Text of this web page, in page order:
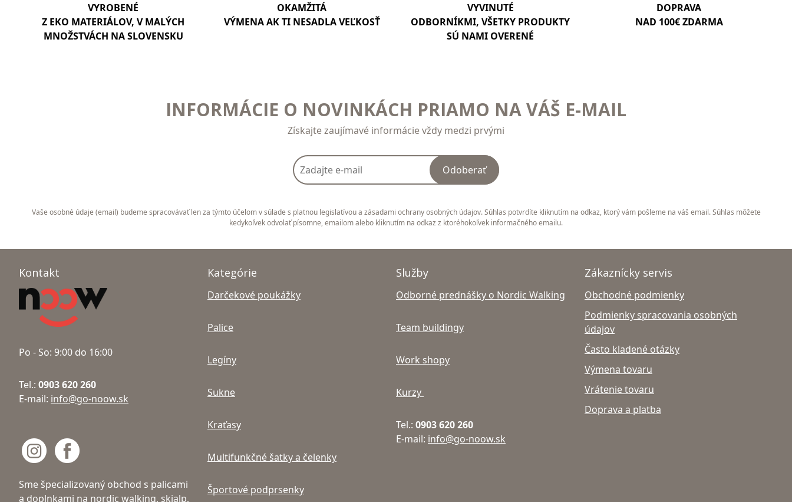
VYROBENÉ
Z EKO MATERIÁLOV, V MALÝCH
MNOŽSTVÁCH NA SLOVENSKU
OKAMŽITÁ
VÝMENA AK TI NESADLA VEĽKOSŤ
VYVINUTÉ
ODBORNÍKMI, VŠETKY PRODUKTY
SÚ NAMI OVERENÉ
DOPRAVA
NAD 100€ ZDARMA
INFORMÁCIE O NOVINKÁCH PRIAMO NA VÁŠ E-MAIL
Získajte zaujímavé informácie vždy medzi prvými
Odoberať
Vaše osobné údaje (email) budeme spracovávať len za týmto účelom v súlade s platnou legislatívou a zásadami ochrany osobných údajov. Súhlas potvrdíte kliknutím na odkaz, ktorý vám pošleme na váš email. Súhlas môžete
kedykoľvek odvolať písomne, emailom alebo kliknutím na odkaz z ktoréhokoľvek informačného emailu.
Kontakt
Po - So: 9:00 do 16:00
Tel.: 0903 620 260
E-mail: info@go-noow.sk
Sme špecializovaný obchod s palicami
a doplnkami na nordic walking, skialp,
Kategórie
Darčekové poukážky
Palice
Legíny
Sukne
Kraťasy
Multifunkčné šatky a čelenky
Športové podprsenky
Služby
Odborné prednášky o Nordic Walking
Team buildingy
Work shopy
Kurzy
Tel.: 0903 620 260
E-mail: info@go-noow.sk
Zákaznícky servis
Obchodné podmienky
Podmienky spracovania osobných
údajov
Často kladené otázky
Výmena tovaru
Vrátenie tovaru
Doprava a platba